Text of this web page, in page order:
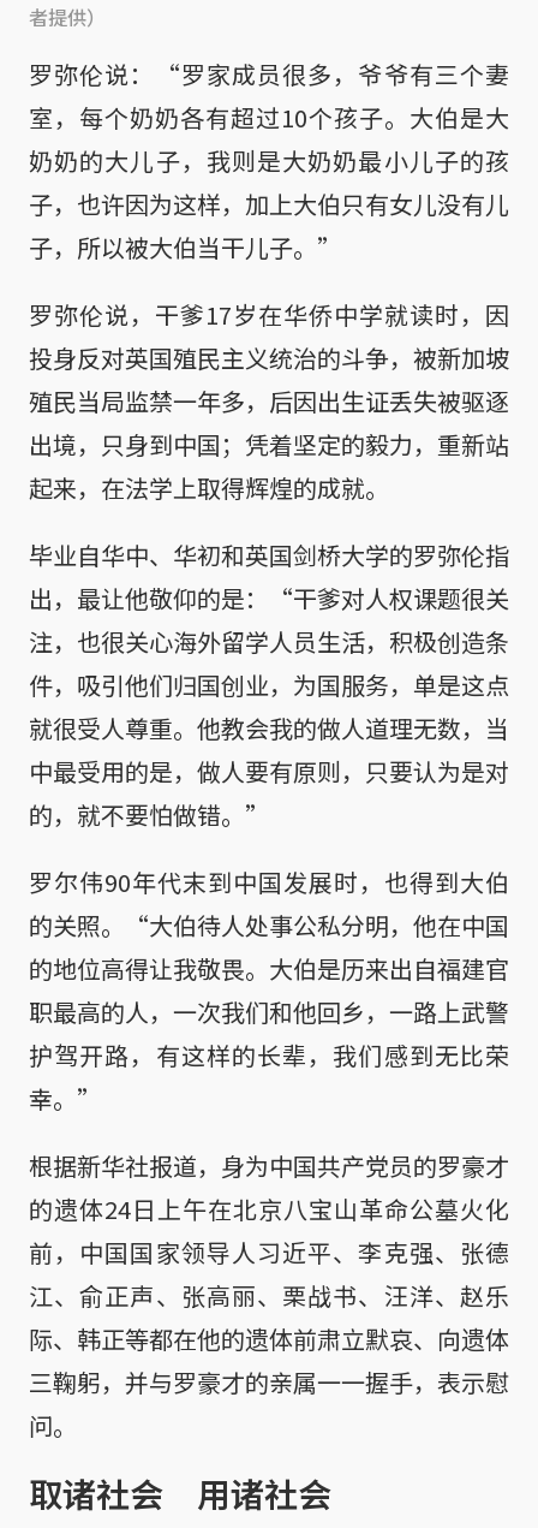
者提供）
罗弥伦说：“罗家成员很多，爷爷有三个妻
室，每个奶奶各有超过10个孩子。大伯是大
奶奶的大儿子，我则是大奶奶最小儿子的孩
子，也许因为这样，加上大伯只有女儿没有儿
子，所以被大伯当干儿子。”
罗弥伦说，干爹17岁在华侨中学就读时，因
投身反对英国殖民主义统治的斗争，被新加坡
殖民当局监禁一年多，后因出生证丢失被驱逐
出境，只身到中国；凭着坚定的毅力，重新站
起来，在法学上取得辉煌的成就。
毕业自华中、华初和英国剑桥大学的罗弥伦指
出，最让他敬仰的是：“干爹对人权课题很关
注，也很关心海外留学人员生活，积极创造条
件，吸引他们归国创业，为国服务，单是这点
就很受人尊重。他教会我的做人道理无数，当
中最受用的是，做人要有原则，只要认为是对
的，就不要怕做错。”
罗尔伟90年代末到中国发展时，也得到大伯
的关照。“大伯待人处事公私分明，他在中国
的地位高得让我敬畏。大伯是历来出自福建官
职最高的人，一次我们和他回乡，一路上武警
护驾开路，有这样的长辈，我们感到无比荣
幸。”
根据新华社报道，身为中国共产党员的罗豪才
的遗体24日上午在北京八宝山革命公墓火化
前，中国国家领导人习近平、李克强、张德
江、俞正声、张高丽、栗战书、汪洋、赵乐
际、韩正等都在他的遗体前肃立默哀、向遗体
三鞠躬，并与罗豪才的亲属一一握手，表示慰
问。
取诸社会 用诸社会